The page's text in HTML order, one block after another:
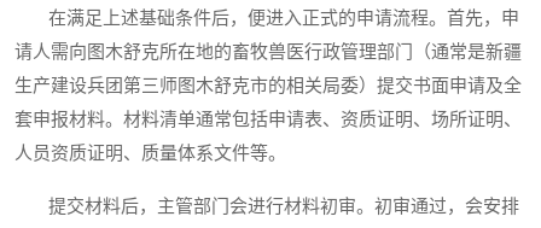
在满足上述基础条件后，便进入正式的申请流程。首先，申
请人需向图木舒克所在地的畜牧兽医行政管理部门（通常是新疆
生产建设兵团第三师图木舒克市的相关局委）提交书面申请及全
套申报材料。材料清单通常包括申请表、资质证明、场所证明、
人员资质证明、质量体系文件等。
提交材料后，主管部门会进行材料初审。初审通过，会安排